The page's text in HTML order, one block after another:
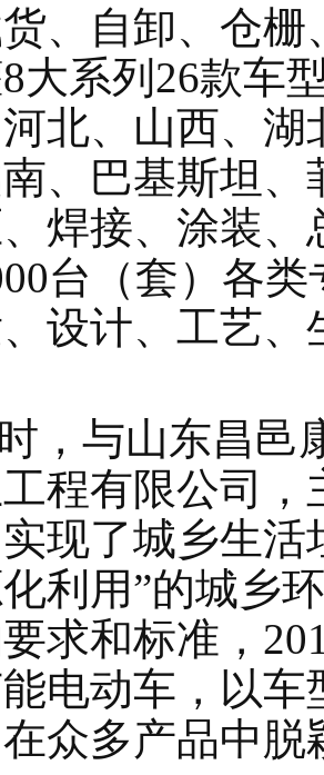
、自卸、仓
8大系列26款车
北、山西、
、巴基斯坦
焊接、涂装
台（套）各
设计、工艺
，与山东昌邑
程有限公司
现了城乡生活
利用”的城乡
求和标准，
电动车，以
众多产品中脱